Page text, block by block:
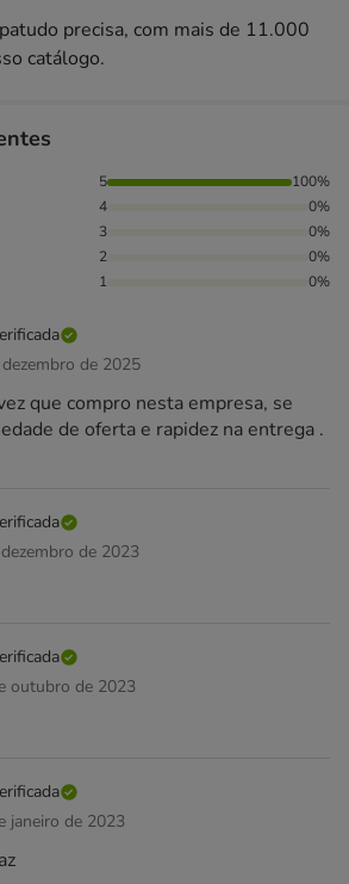
precisa, com mais de 11.000
catálogo.
avaliaram com 5 estrelas,
5
100%
4
0%
3
0%
2
0%
1
0%
de 2025
que compro nesta empresa, se
de oferta e rapidez na entrega .
de 2023
outubro de 2023
janeiro de 2023